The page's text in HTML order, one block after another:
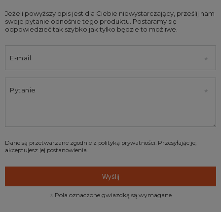
Jeżeli powyższy opis jest dla Ciebie niewystarczający, prześlij nam
swoje pytanie odnośnie tego produktu. Postaramy się
odpowiedzieć tak szybko jak tylko będzie to możliwe.
E-mail
Pytanie
Dane są przetwarzane zgodnie z polityką prywatności. Przesyłając je,
akceptujesz jej postanowienia.
Wyślij
Pola oznaczone gwiazdką są wymagane